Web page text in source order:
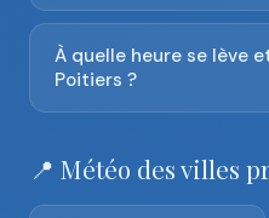
À quelle heure se lève
Poitiers ?
📍 Météo des villes